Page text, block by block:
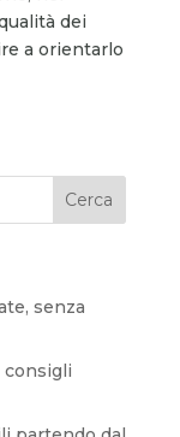
dei
a orientarlo
senza
consigli